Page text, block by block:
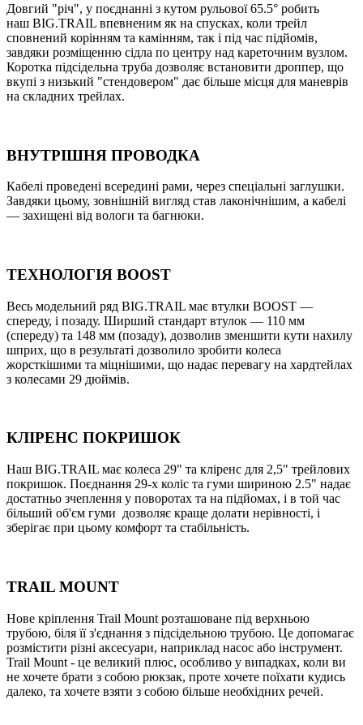
Довгий "річ", у поєднанні з кутом рульової 65.5° робить
наш BIG.TRAIL впевненим як на спусках, коли трейл
сповнений корінням та камінням, так і під час підйомів,
завдяки розміщенню сідла по центру над кареточним вузлом.
Коротка підсідельна труба дозволяє встановити дроппер, що
вкупі з низький "стендовером" дає більше місця для маневрів
на складних трейлах.
ВНУТРIШНЯ ПРОВОДКА
Кабелі проведені всередині рами, через спеціальні заглушки.
Завдяки цьому, зовнішній вигляд став лаконічнішим, а кабелі
— захищені від вологи та багнюки.
ТЕХНОЛОГIЯ BOOST
Весь модельний ряд BIG.TRAIL має втулки BOOST —
спереду, і позаду. Ширший стандарт втулок — 110 мм
(спереду) та 148 мм (позаду), дозволив зменшити кути нахилу
шприх, що в результаті дозволило зробити колеса
жорсткішими та міцнішими, що надає перевагу на хардтейлах
з колесами 29 дюймів.
КЛIРЕНС ПОКРИШОК
Наш BIG.TRAIL має колеса 29" та кліренс для 2,5" трейлових
покришок. Поєднання 29-х коліс та гуми шириною 2.5" надає
достатньо зчеплення у поворотах та на підйомах, і в той час
більший об'єм гуми дозволяє краще долати нерівності, і
зберігає при цьому комфорт та стабільність.
TRAIL MOUNT
Нове кріплення Trail Mount розташоване під верхньою
трубою, біля її з'єднання з підсідельною трубою. Це допомагає
розмістити різні аксесуари, наприклад насос або інструмент.
Trail Mount - це великий плюс, особливо у випадках, коли ви
не хочете брати з собою рюкзак, проте хочете поїхати кудись
далеко, та хочете взяти з собою більше необхідних речей.